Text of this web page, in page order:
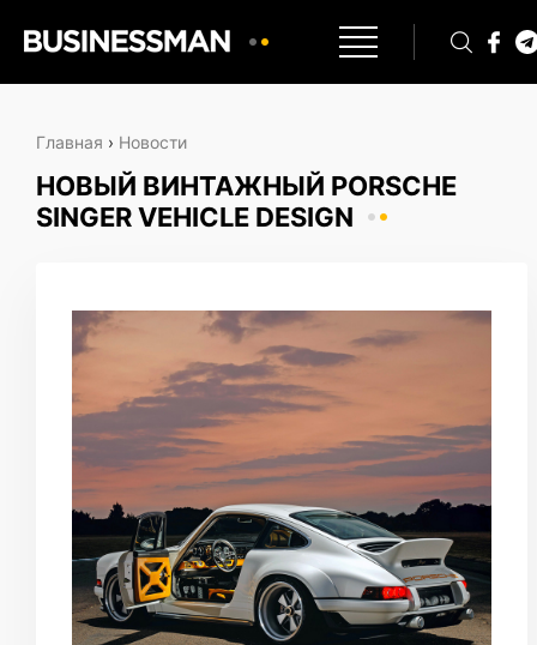
Главная › Новости
НОВЫЙ ВИНТАЖНЫЙ PORSCHE
SINGER VEHICLE DESIGN